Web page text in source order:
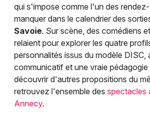
Newsletter des sorties
Artistes en tournée
Actus à Annecy
qui s'impose comme l'un des
manquer dans le calendrier des
Savoie. Sur scène, des comédiens
relaient pour explorer les quatre
personnalités issus du modèle DISC,
communicatif et une vraie pédagogie
découvrir d'autres propositions du
retrouvez l'ensemble des spectacles
Annecy.